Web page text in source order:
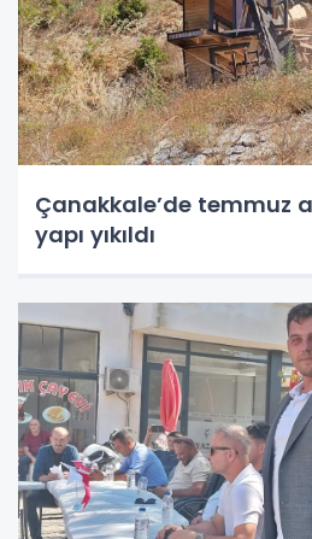
Çanakkale’de temmuz
yapı yıkıldı